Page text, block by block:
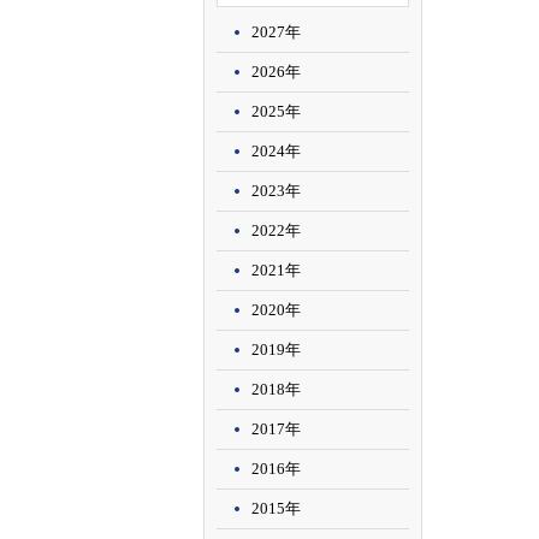
2027年
2026年
2025年
2024年
2023年
2022年
2021年
2020年
2019年
2018年
2017年
2016年
2015年